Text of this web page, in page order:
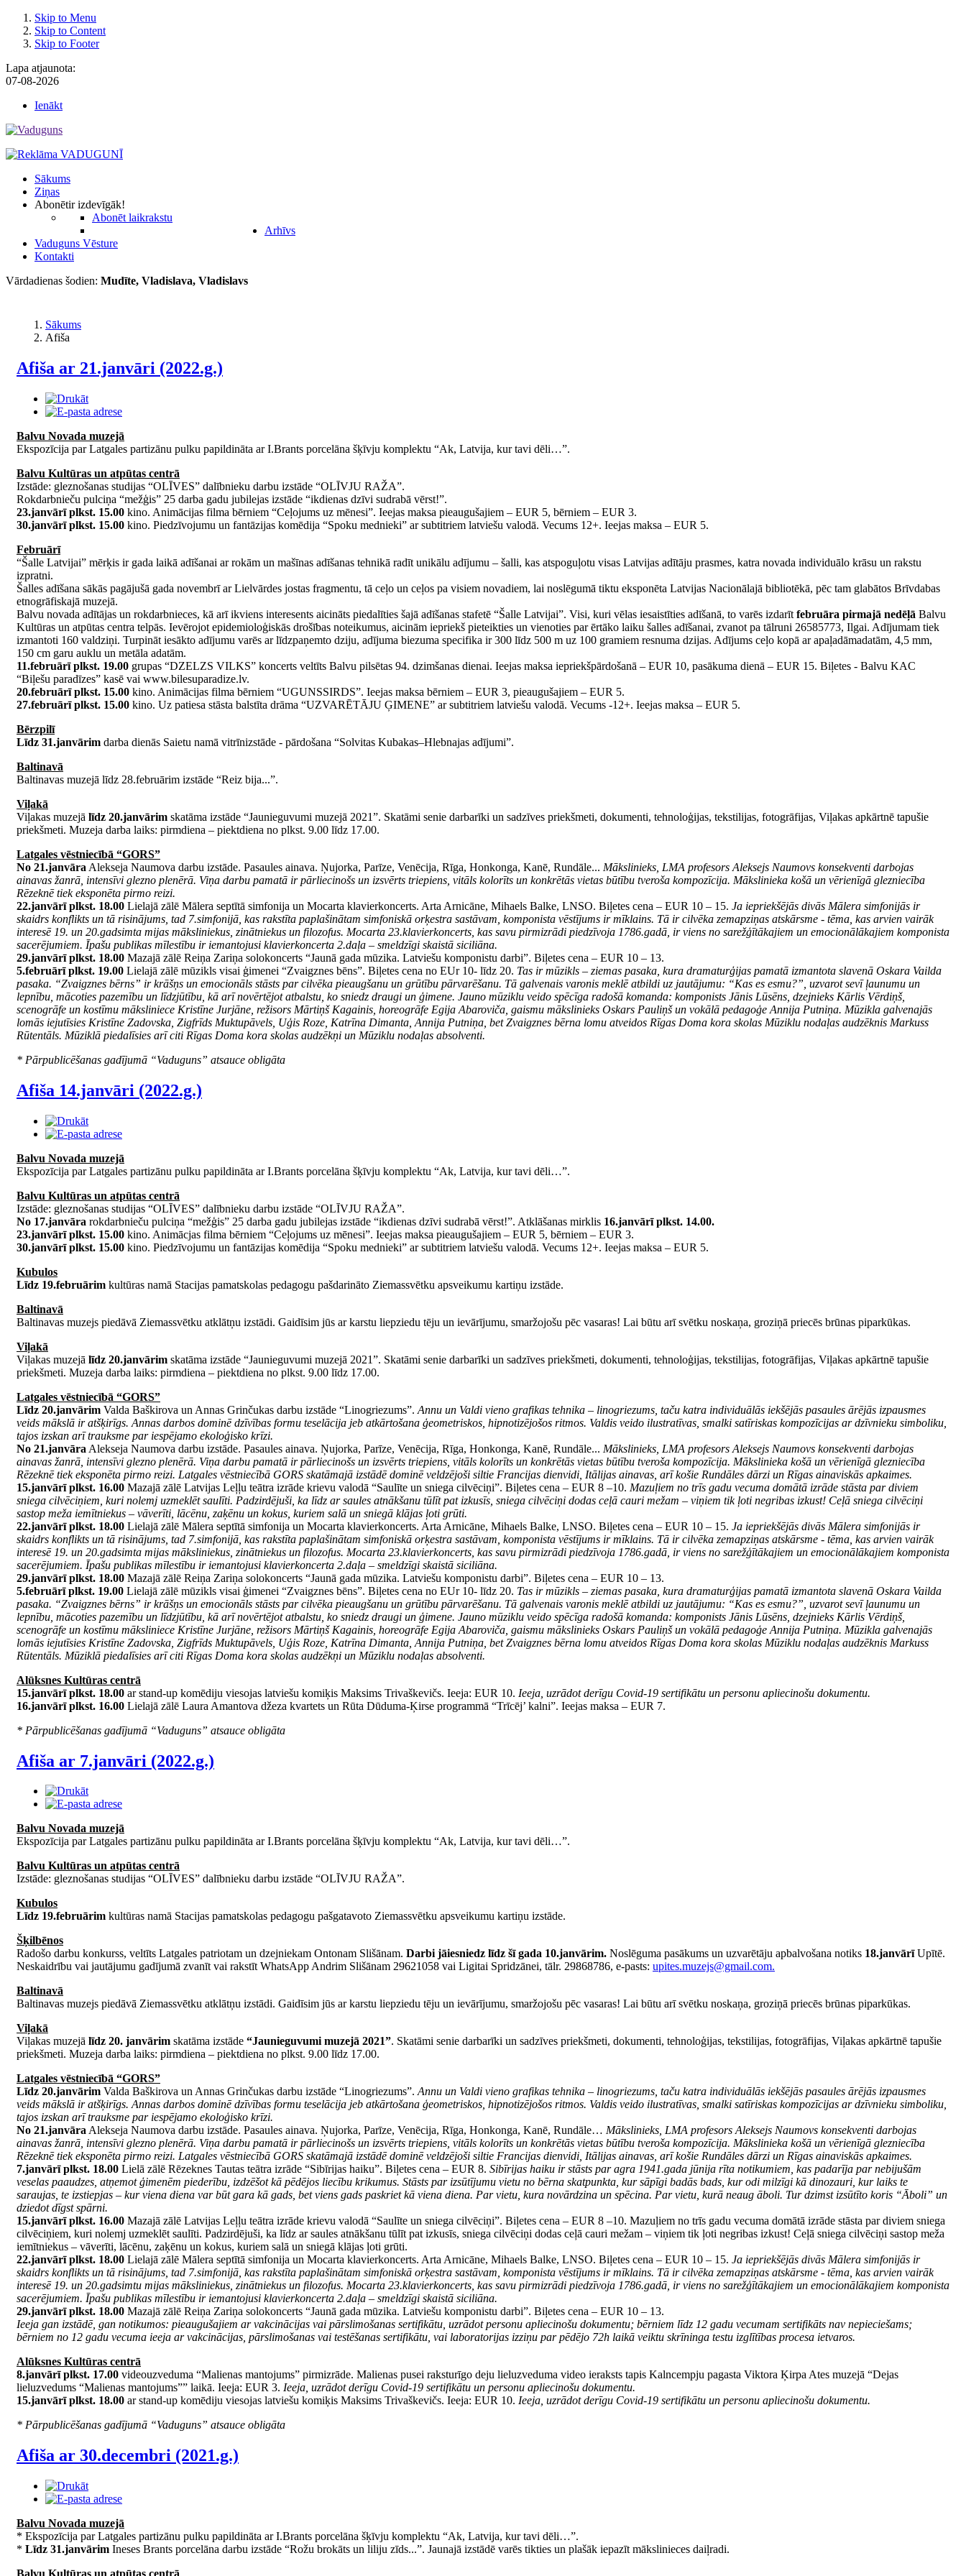
Skip to Menu
Skip to Content
Skip to Footer
Lapa atjaunota:
07-08-2026
Ienākt
Sākums
Ziņas
Abonētir izdevīgāk!
Abonēt laikrakstu
Arhīvs
Vaduguns Vēsture
Kontakti
Vārdadienas šodien: Mudīte, Vladislava, Vladislavs
Sākums
Afiša
Afiša ar 21.janvāri (2022.g.)
Balvu Novada muzejā
Ekspozīcija par Latgales partizānu pulku papildināta ar I.Brants porcelāna šķīvju komplektu “Ak, Latvija, kur tavi dēli…”.
Balvu Kultūras un atpūtas centrā
Izstāde: gleznošanas studijas “OLĪVES” dalībnieku darbu izstāde “OLĪVJU RAŽA”.
Rokdarbnieču pulciņa “mežģis” 25 darba gadu jubilejas izstāde “ikdienas dzīvi sudrabā vērst!”.
23.janvārī plkst. 15.00 kino. Animācijas filma bērniem “Ceļojums uz mēnesi”. Ieejas maksa pieaugušajiem – EUR 5, bērniem – EUR 3.
30.janvārī plkst. 15.00 kino. Piedzīvojumu un fantāzijas komēdija “Spoku mednieki” ar subtitriem latviešu valodā. Vecums 12+. Ieejas maksa – EUR 5.
Februārī
“Šalle Latvijai” mērķis ir gada laikā adīšanai ar rokām un mašīnas adīšanas tehnikā radīt unikālu adījumu – šalli, kas atspoguļotu visas Latvijas adītāju prasmes, katra novada individuālo krāsu un rakstu
izpratni.
Šalles adīšana sākās pagājušā gada novembrī ar Lielvārdes jostas fragmentu, tā ceļo un ceļos pa visiem novadiem, lai noslēgumā tiktu eksponēta Latvijas Nacionālajā bibliotēkā, pēc tam glabātos Brīvdabas
etnogrāfiskajā muzejā.
Balvu novada adītājas un rokdarbnieces, kā arī ikviens interesents aicināts piedalīties šajā adīšanas stafetē “Šalle Latvijai”. Visi, kuri vēlas iesaistīties adīšanā, to varēs izdarīt februāra pirmajā nedēļā Balvu
Kultūras un atpūtas centra telpās. Ievērojot epidemioloģiskās drošības noteikumus, aicinām iepriekš pieteikties un vienoties par ērtāko laiku šalles adīšanai, zvanot pa tālruni 26585773, Ilgai. Adījumam tiek
izmantoti 160 valdziņi. Turpināt iesākto adījumu varēs ar līdzpaņemto dziju, adījuma biezuma specifika ir 300 līdz 500 m uz 100 gramiem resnuma dzijas. Adījums ceļo kopā ar apaļadāmadatām, 4,5 mm,
150 cm garu auklu un metāla adatām.
11.februārī plkst. 19.00 grupas “DZELZS VILKS” koncerts veltīts Balvu pilsētas 94. dzimšanas dienai. Ieejas maksa iepriekšpārdošanā – EUR 10, pasākuma dienā – EUR 15. Biļetes - Balvu KAC
“Biļešu paradīzes” kasē vai www.bilesuparadize.lv.
20.februārī plkst. 15.00 kino. Animācijas filma bērniem “UGUNSSIRDS”. Ieejas maksa bērniem – EUR 3, pieaugušajiem – EUR 5.
27.februārī plkst. 15.00 kino. Uz patiesa stāsta balstīta drāma “UZVARĒTĀJU ĢIMENE” ar subtitriem latviešu valodā. Vecums -12+. Ieejas maksa – EUR 5.
Bērzpilī
Līdz 31.janvārim darba dienās Saietu namā vitrīnizstāde - pārdošana “Solvitas Kubakas–Hlebnajas adījumi”.
Baltinavā
Baltinavas muzejā līdz 28.februārim izstāde “Reiz bija...”.
Viļakā
Viļakas muzejā līdz 20.janvārim skatāma izstāde “Jaunieguvumi muzejā 2021”. Skatāmi senie darbarīki un sadzīves priekšmeti, dokumenti, tehnoloģijas, tekstilijas, fotogrāfijas, Viļakas apkārtnē tapušie
priekšmeti. Muzeja darba laiks: pirmdiena – piektdiena no plkst. 9.00 līdz 17.00.
Latgales vēstniecībā “GORS”
No 21.janvāra Alekseja Naumova darbu izstāde. Pasaules ainava. Ņujorka, Parīze, Venēcija, Rīga, Honkonga, Kanē, Rundāle... Mākslinieks, LMA profesors Aleksejs Naumovs konsekventi darbojas
ainavas žanrā, intensīvi glezno plenērā. Viņa darbu pamatā ir pārliecinošs un izsvērts triepiens, vitāls kolorīts un konkrētās vietas būtību tveroša kompozīcija. Mākslinieka košā un vērienīgā glezniecība
Rēzeknē tiek eksponēta pirmo reizi.
22.janvārī plkst. 18.00 Lielajā zālē Mālera septītā simfonija un Mocarta klavierkoncerts. Arta Arnicāne, Mihaels Balke, LNSO. Biļetes cena – EUR 10 – 15. Ja iepriekšējās divās Mālera simfonijās ir
skaidrs konflikts un tā risinājums, tad 7.simfonijā, kas rakstīta paplašinātam simfoniskā orķestra sastāvam, komponista vēstījums ir mīklains. Tā ir cilvēka zemapziņas atskārsme - tēma, kas arvien vairāk
interesē 19. un 20.gadsimta mijas māksliniekus, zinātniekus un filozofus. Mocarta 23.klavierkoncerts, kas savu pirmizrādi piedzīvoja 1786.gadā, ir viens no sarežģītākajiem un emocionālākajiem komponista
sacerējumiem. Īpašu publikas mīlestību ir iemantojusi klavierkoncerta 2.daļa – smeldzīgi skaistā siciliāna.
29.janvārī plkst. 18.00 Mazajā zālē Reiņa Zariņa solokoncerts “Jaunā gada mūzika. Latviešu komponistu darbi”. Biļetes cena – EUR 10 – 13.
5.februārī plkst. 19.00 Lielajā zālē mūzikls visai ģimenei “Zvaigznes bēns”. Biļetes cena no EUr 10- līdz 20. Tas ir mūzikls – ziemas pasaka, kura dramaturģijas pamatā izmantota slavenā Oskara Vailda
pasaka. “Zvaigznes bērns” ir krāšņs un emocionāls stāsts par cilvēka pieaugšanu un grūtību pārvarēšanu. Tā galvenais varonis meklē atbildi uz jautājumu: “Kas es esmu?”, uzvarot sevī ļaunumu un
lepnību, mācoties pazemību un līdzjūtību, kā arī novērtējot atbalstu, ko sniedz draugi un ģimene. Jauno mūziklu veido spēcīga radošā komanda: komponists Jānis Lūsēns, dzejnieks Kārlis Vērdiņš,
scenogrāfe un kostīmu māksliniece Kristīne Jurjāne, režisors Mārtiņš Kagainis, horeogrāfe Egija Abaroviča, gaismu mākslinieks Oskars Pauliņš un vokālā pedagoģe Annija Putniņa. Mūzikla galvenajās
lomās iejutīsies Kristīne Zadovska, Zigfrīds Muktupāvels, Uģis Roze, Katrīna Dimanta, Annija Putniņa, bet Zvaigznes bērna lomu atveidos Rīgas Doma kora skolas Mūziklu nodaļas audzēknis Markuss
Rūtentāls. Mūziklā piedalīsies arī citi Rīgas Doma kora skolas audzēkņi un Mūziklu nodaļas absolventi.
* Pārpublicēšanas gadījumā “Vaduguns” atsauce obligāta
Afiša 14.janvāri (2022.g.)
Balvu Novada muzejā
Ekspozīcija par Latgales partizānu pulku papildināta ar I.Brants porcelāna šķīvju komplektu “Ak, Latvija, kur tavi dēli…”.
Balvu Kultūras un atpūtas centrā
Izstāde: gleznošanas studijas “OLĪVES” dalībnieku darbu izstāde “OLĪVJU RAŽA”.
No 17.janvāra rokdarbnieču pulciņa “mežģis” 25 darba gadu jubilejas izstāde “ikdienas dzīvi sudrabā vērst!”. Atklāšanas mirklis 16.janvārī plkst. 14.00.
23.janvārī plkst. 15.00 kino. Animācjas filma bērniem “Ceļojums uz mēnesi”. Ieejas maksa pieaugušajiem – EUR 5, bērniem – EUR 3.
30.janvārī plkst. 15.00 kino. Piedzīvojumu un fantāzijas komēdija “Spoku mednieki” ar subtitriem latviešu valodā. Vecums 12+. Ieejas maksa – EUR 5.
Kubulos
Līdz 19.februārim kultūras namā Stacijas pamatskolas pedagogu pašdarināto Ziemassvētku apsveikumu kartiņu izstāde.
Baltinavā
Baltinavas muzejs piedāvā Ziemassvētku atklātņu izstādi. Gaidīsim jūs ar karstu liepziedu tēju un ievārījumu, smaržojošu pēc vasaras! Lai būtu arī svētku noskaņa, groziņā priecēs brūnas piparkūkas.
Viļakā
Viļakas muzejā līdz 20.janvārim skatāma izstāde “Jaunieguvumi muzejā 2021”. Skatāmi senie darbarīki un sadzīves priekšmeti, dokumenti, tehnoloģijas, tekstilijas, fotogrāfijas, Viļakas apkārtnē tapušie
priekšmeti. Muzeja darba laiks: pirmdiena – piektdiena no plkst. 9.00 līdz 17.00.
Latgales vēstniecībā “GORS”
Līdz 20.janvārim Valda Baškirova un Annas Grinčukas darbu izstāde “Linogriezums”. Annu un Valdi vieno grafikas tehnika – linogriezums, taču katra individuālās iekšējās pasaules ārējās izpausmes
veids mākslā ir atšķirīgs. Annas darbos dominē dzīvības formu teselācija jeb atkārtošana ģeometriskos, hipnotizējošos ritmos. Valdis veido ilustratīvas, smalki satīriskas kompozīcijas ar dzīvnieku simboliku,
tajos izskan arī trauksme par iespējamo ekoloģisko krīzi.
No 21.janvāra Alekseja Naumova darbu izstāde. Pasaules ainava. Ņujorka, Parīze, Venēcija, Rīga, Honkonga, Kanē, Rundāle... Mākslinieks, LMA profesors Aleksejs Naumovs konsekventi darbojas
ainavas žanrā, intensīvi glezno plenērā. Viņa darbu pamatā ir pārliecinošs un izsvērts triepiens, vitāls kolorīts un konkrētās vietas būtību tveroša kompozīcija. Mākslinieka košā un vērienīgā glezniecība
Rēzeknē tiek eksponēta pirmo reizi. Latgales vēstniecībā GORS skatāmajā izstādē dominē veldzējoši siltie Francijas dienvidi, Itālijas ainavas, arī košie Rundāles dārzi un Rīgas ainaviskās apkaimes.
15.janvārī plkst. 16.00 Mazajā zālē Latvijas Leļļu teātra izrāde krievu valodā “Saulīte un sniega cilvēciņi”. Biļetes cena – EUR 8 –10. Mazuļiem no trīs gadu vecuma domātā izrāde stāsta par diviem
sniega cilvēciņiem, kuri nolemj uzmeklēt saulīti. Padzirdējuši, ka līdz ar saules atnākšanu tūlīt pat izkusīs, sniega cilvēciņi dodas ceļā cauri mežam – viņiem tik ļoti negribas izkust! Ceļā sniega cilvēciņi
sastop meža iemītniekus – vāverīti, lācēnu, zaķēnu un kokus, kuriem salā un sniegā klājas ļoti grūti.
22.janvārī plkst. 18.00 Lielajā zālē Mālera septītā simfonija un Mocarta klavierkoncerts. Arta Arnicāne, Mihaels Balke, LNSO. Biļetes cena – EUR 10 – 15. Ja iepriekšējās divās Mālera simfonijās ir
skaidrs konflikts un tā risinājums, tad 7.simfonijā, kas rakstīta paplašinātam simfoniskā orķestra sastāvam, komponista vēstījums ir mīklains. Tā ir cilvēka zemapziņas atskārsme - tēma, kas arvien vairāk
interesē 19. un 20.gadsimta mijas māksliniekus, zinātniekus un filozofus. Mocarta 23.klavierkoncerts, kas savu pirmizrādi piedzīvoja 1786.gadā, ir viens no sarežģītākajiem un emocionālākajiem komponista
sacerējumiem. Īpašu publikas mīlestību ir iemantojusi klavierkoncerta 2.daļa – smeldzīgi skaistā siciliāna.
29.janvārī plkst. 18.00 Mazajā zālē Reiņa Zariņa solokoncerts “Jaunā gada mūzika. Latviešu komponistu darbi”. Biļetes cena – EUR 10 – 13.
5.februārī plkst. 19.00 Lielajā zālē mūzikls visai ģimenei “Zvaigznes bēns”. Biļetes cena no EUr 10- līdz 20. Tas ir mūzikls – ziemas pasaka, kura dramaturģijas pamatā izmantota slavenā Oskara Vailda
pasaka. “Zvaigznes bērns” ir krāšņs un emocionāls stāsts par cilvēka pieaugšanu un grūtību pārvarēšanu. Tā galvenais varonis meklē atbildi uz jautājumu: “Kas es esmu?”, uzvarot sevī ļaunumu un
lepnību, mācoties pazemību un līdzjūtību, kā arī novērtējot atbalstu, ko sniedz draugi un ģimene. Jauno mūziklu veido spēcīga radošā komanda: komponists Jānis Lūsēns, dzejnieks Kārlis Vērdiņš,
scenogrāfe un kostīmu māksliniece Kristīne Jurjāne, režisors Mārtiņš Kagainis, horeogrāfe Egija Abaroviča, gaismu mākslinieks Oskars Pauliņš un vokālā pedagoģe Annija Putniņa. Mūzikla galvenajās
lomās iejutīsies Kristīne Zadovska, Zigfrīds Muktupāvels, Uģis Roze, Katrīna Dimanta, Annija Putniņa, bet Zvaigznes bērna lomu atveidos Rīgas Doma kora skolas Mūziklu nodaļas audzēknis Markuss
Rūtentāls. Mūziklā piedalīsies arī citi Rīgas Doma kora skolas audzēkņi un Mūziklu nodaļas absolventi.
Alūksnes Kultūras centrā
15.janvārī plkst. 18.00 ar stand-up komēdiju viesojas latviešu komiķis Maksims Trivaškevičs. Ieeja: EUR 10. Ieeja, uzrādot derīgu Covid-19 sertifikātu un personu apliecinošu dokumentu.
16.janvārī plkst. 16.00 Lielajā zālē Laura Amantova džeza kvartets un Rūta Dūduma-Ķirse programmā “Trīcēj’ kalni”. Ieejas maksa – EUR 7.
* Pārpublicēšanas gadījumā “Vaduguns” atsauce obligāta
Afiša ar 7.janvāri (2022.g.)
Balvu Novada muzejā
Ekspozīcija par Latgales partizānu pulku papildināta ar I.Brants porcelāna šķīvju komplektu “Ak, Latvija, kur tavi dēli…”.
Balvu Kultūras un atpūtas centrā
Izstāde: gleznošanas studijas “OLĪVES” dalībnieku darbu izstāde “OLĪVJU RAŽA”.
Kubulos
Līdz 19.februārim kultūras namā Stacijas pamatskolas pedagogu pašgatavoto Ziemassvētku apsveikumu kartiņu izstāde.
Šķilbēnos
Radošo darbu konkurss, veltīts Latgales patriotam un dzejniekam Ontonam Slišānam. Darbi jāiesniedz līdz šī gada 10.janvārim. Noslēguma pasākums un uzvarētāju apbalvošana notiks 18.janvārīUpītē.
Neskaidrību vai jautājumu gadījumā zvanīt vai rakstīt WhatsApp Andrim Slišānam 29621058 vai Ligitai Spridzānei, tālr. 29868786, e-pasts: upites.muzejs@gmail.com.
Baltinavā
Baltinavas muzejs piedāvā Ziemassvētku atklātņu izstādi. Gaidīsim jūs ar karstu liepziedu tēju un ievārījumu, smaržojošu pēc vasaras! Lai būtu arī svētku noskaņa, groziņā priecēs brūnas piparkūkas.
Viļakā
Viļakas muzejā līdz 20. janvārim skatāma izstāde “Jaunieguvumi muzejā 2021”. Skatāmi senie darbarīki un sadzīves priekšmeti, dokumenti, tehnoloģijas, tekstilijas, fotogrāfijas, Viļakas apkārtnē tapušie
priekšmeti. Muzeja darba laiks: pirmdiena – piektdiena no plkst. 9.00 līdz 17.00.
Latgales vēstniecībā “GORS”
Līdz 20.janvārim Valda Baškirova un Annas Grinčukas darbu izstāde “Linogriezums”.Annu un Valdi vieno grafikas tehnika – linogriezums, taču katra individuālās iekšējās pasaules ārējās izpausmes
veids mākslā ir atšķirīgs. Annas darbos dominē dzīvības formu teselācija jeb atkārtošana ģeometriskos, hipnotizējošos ritmos. Valdis veido ilustratīvas, smalki satīriskas kompozīcijas ar dzīvnieku simboliku,
tajos izskan arī trauksme par iespējamo ekoloģisko krīzi.
No 21.janvāraAlekseja Naumova darbu izstāde. Pasaules ainava. Ņujorka, Parīze, Venēcija, Rīga, Honkonga, Kanē, Rundāle… Mākslinieks, LMA profesors Aleksejs Naumovs konsekventi darbojas
ainavas žanrā, intensīvi glezno plenērā. Viņa darbu pamatā ir pārliecinošs un izsvērts triepiens, vitāls kolorīts un konkrētās vietas būtību tveroša kompozīcija. Mākslinieka košā un vērienīgā glezniecība
Rēzeknē tiek eksponēta pirmo reizi. Latgales vēstniecībā GORS skatāmajā izstādē dominē veldzējoši siltie Francijas dienvidi, Itālijas ainavas, arī košie Rundāles dārzi un Rīgas ainaviskās apkaimes.
7.janvārī plkst. 18.00 Lielā zālē Rēzeknes Tautas teātra izrāde “Sibīrijas haiku”. Biļetes cena – EUR 8. Sibīrijas haiku ir stāsts par agra 1941.gada jūnija rīta notikumiem, kas padarīja par nebijušām
veselas paaudzes, atņemot ģimenēm piederību, izdzēšot kā pēdējos liecību krikumus. Stāsts par izsūtījumu vietu no bērna skatpunkta, kur sāpīgi badās bads, kur odi milzīgi kā dinozauri, kur laiks te
saraujas, te izstiepjas – kur viena diena var būt gara kā gads, bet viens gads paskriet kā viena diena. Par vietu, kura novārdzina un spēcina. Par vietu, kurā neaug āboli. Tur dzimst izsūtīto koris “Āboli” un
dziedot dīgst spārni.
15.janvārī plkst. 16.00 Mazajā zālē Latvijas Leļļu teātra izrāde krievu valodā “Saulīte un sniega cilvēciņi”. Biļetes cena – EUR 8 –10. Mazuļiem no trīs gadu vecuma domātā izrāde stāsta par diviem sniega
cilvēciņiem, kuri nolemj uzmeklēt saulīti. Padzirdējuši, ka līdz ar saules atnākšanu tūlīt pat izkusīs, sniega cilvēciņi dodas ceļā cauri mežam – viņiem tik ļoti negribas izkust! Ceļā sniega cilvēciņi sastop meža
iemītniekus – vāverīti, lācēnu, zaķēnu un kokus, kuriem salā un sniegā klājas ļoti grūti.
22.janvārī plkst. 18.00 Lielajā zālē Mālera septītā simfonija un Mocarta klavierkoncerts. Arta Arnicāne, Mihaels Balke, LNSO. Biļetes cena – EUR 10 – 15. Ja iepriekšējās divās Mālera simfonijās ir
skaidrs konflikts un tā risinājums, tad 7.simfonijā, kas rakstīta paplašinātam simfoniskā orķestra sastāvam, komponista vēstījums ir mīklains. Tā ir cilvēka zemapziņas atskārsme - tēma, kas arvien vairāk
interesē 19. un 20.gadsimtu mijas māksliniekus, zinātniekus un filozofus. Mocarta 23.klavierkoncerts, kas savu pirmizrādi piedzīvoja 1786.gadā, ir viens no sarežģītākajiem un emocionālākajiem komponista
sacerējumiem. Īpašu publikas mīlestību ir iemantojusi klavierkoncerta 2.daļa – smeldzīgi skaistā siciliāna.
29.janvārī plkst. 18.00 Mazajā zālē Reiņa Zariņa solokoncerts “Jaunā gada mūzika. Latviešu komponistu darbi”. Biļetes cena – EUR 10 – 13.
Ieeja gan izstādē, gan notikumos: pieaugušajiem ar vakcinācijas vai pārslimošanas sertifikātu, uzrādot personu apliecinošu dokumentu; bērniem līdz 12 gadu vecumam sertifikāts nav nepieciešams;
bērniem no 12 gadu vecuma ieeja ar vakcinācijas, pārslimošanas vai testēšanas sertifikātu, vai laboratorijas izziņu par pēdējo 72h laikā veiktu skrīninga testu izglītības procesa ietvaros.
Alūksnes Kultūras centrā
8.janvārī plkst. 17.00 videouzveduma “Malienas mantojums” pirmizrāde. Malienas pusei raksturīgo deju lieluzveduma video ieraksts tapis Kalncempju pagasta Viktora Ķirpa Ates muzejā “Dejas
lieluzvedums “Malienas mantojums”” laikā. Ieeja: EUR 3. Ieeja, uzrādot derīgu Covid-19 sertifikātu un personu apliecinošu dokumentu.
15.janvārī plkst. 18.00 ar stand-up komēdiju viesojas latviešu komiķis Maksims Trivaškevičs. Ieeja: EUR 10. Ieeja, uzrādot derīgu Covid-19 sertifikātu un personu apliecinošu dokumentu.
* Pārpublicēšanas gadījumā “Vaduguns” atsauce obligāta
Afiša ar 30.decembri (2021.g.)
Balvu Novada muzejā
* Ekspozīcija par Latgales partizānu pulku papildināta ar I.Brants porcelāna šķīvju komplektu “Ak, Latvija, kur tavi dēli…”.
* Līdz 31.janvārim Ineses Brants porcelāna darbu izstāde “Rožu brokāts un liliju zīds...”. Jaunajā izstādē varēs tikties un plašāk iepazīt mākslinieces daiļradi.